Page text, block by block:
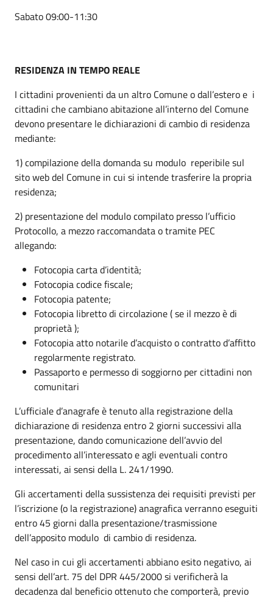
Sabato 09:00-11:30
RESIDENZA IN TEMPO REALE
I cittadini provenienti da un altro Comune o dall’estero e i
cittadini che cambiano abitazione all’interno del Comune
devono presentare le dichiarazioni di cambio di residenza
mediante:
1) compilazione della domanda su modulo reperibile sul
sito web del Comune in cui si intende trasferire la propria
residenza;
2) presentazione del modulo compilato presso l’ufficio
Protocollo, a mezzo raccomandata o tramite PEC
allegando:
Fotocopia carta d’identità;
Fotocopia codice fiscale;
Fotocopia patente;
Fotocopia libretto di circolazione ( se il mezzo è di
proprietà );
Fotocopia atto notarile d’acquisto o contratto d’affitto
regolarmente registrato.
Passaporto e permesso di soggiorno per cittadini non
comunitari
L’ufficiale d’anagrafe è tenuto alla registrazione della
dichiarazione di residenza entro 2 giorni successivi alla
presentazione, dando comunicazione dell’avvio del
procedimento all’interessato e agli eventuali contro
interessati, ai sensi della L. 241/1990.
Gli accertamenti della sussistenza dei requisiti previsti per
l’iscrizione (o la registrazione) anagrafica verranno eseguiti
entro 45 giorni dalla presentazione/trasmissione
dell’apposito modulo di cambio di residenza.
Nel caso in cui gli accertamenti abbiano esito negativo, ai
sensi dell’art. 75 del DPR 445/2000 si verificherà la
decadenza dal beneficio ottenuto che comporterà, previo